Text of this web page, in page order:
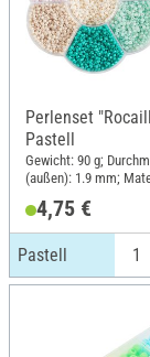
Perlenset
Pastell
Gewicht: 90 g;
(außen): 1.9 mm;
4,75 €
Pastell